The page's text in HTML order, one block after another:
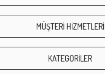
MÜŞTERİ HİZMETLERİ
KATEGORİLER